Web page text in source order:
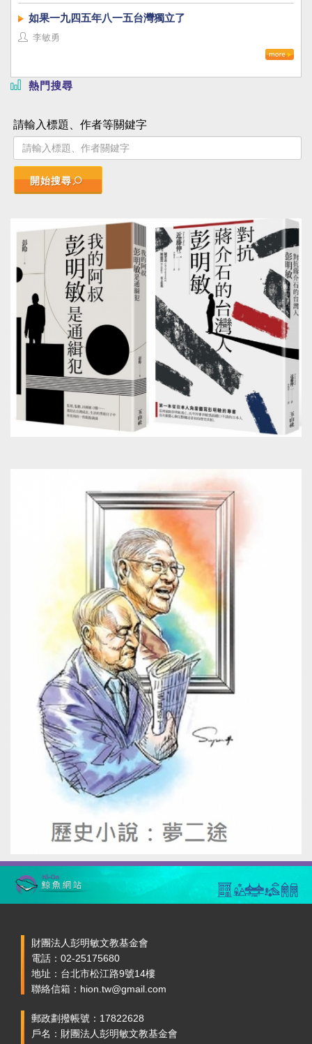
如果一九四五年八一五台灣獨立了
李敏勇
熱門搜尋
請輸入標題、作者等關鍵字
開始搜尋
財團法人彭明敏文教基金會
電話：02-25175680
地址：台北市松江路9號14樓
聯絡信箱：hion.tw@gmail.com
郵政劃撥帳號：17822628
戶名：財團法人彭明敏文教基金會